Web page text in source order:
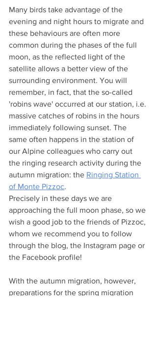
Many birds take advantage of the
evening and night hours to migrate and
these behaviours are often more
common during the phases of the full
moon, as the reflected light of the
satellite allows a better view of the
surrounding environment. You will
remember, in fact, that the so-called
'robins wave' occurred at our station, i.e.
massive catches of robins in the hours
immediately following sunset. The
same often happens in the station of
our Alpine colleagues who carry out
the ringing research activity during the
autumn migration: the Ringing Station
of Monte Pizzoc.
Precisely in these days we are
approaching the full moon phase, so we
wish a good job to the friends of Pizzoc,
whom we recommend you to follow
through the blog, the Instagram page or
the Facebook profile!
With the autumn migration, however,
preparations for the spring migration